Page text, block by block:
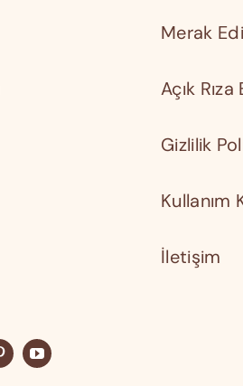
Merak
Açık Rıza
Gizlilik
Kullanım
İletişim